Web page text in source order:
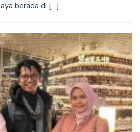
berada di […]